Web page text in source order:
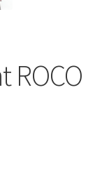
ROCO